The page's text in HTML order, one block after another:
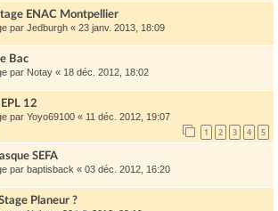
ENAC Montpellier
par Jedburgh « 23 janv. 2013, 18:09
Bac
par Notay « 18 déc. 2012, 18:02
12
par Yoyo69100 « 11 déc. 2012, 19:07
1 2 3 4 5
SEFA
par baptisback « 03 déc. 2012, 16:20
Planeur ?